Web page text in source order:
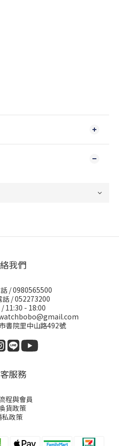
我們
/ 0980565500
話 / 052273200
11:30 - 18:00
書院里中山路492號
服務
程與會員
貨政策
私政策